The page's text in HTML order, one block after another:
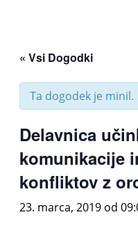
« Vsi Dogodki
Ta dogodek je minil.
Delavnica
komunikacije
konfliktov z
23. marca, 2019 od